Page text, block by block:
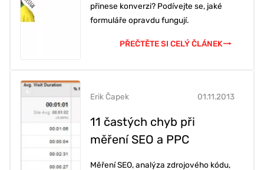
přinese konverzi? Podívejte se, jaké
formuláře opravdu fungují.
PŘEČTĚTE SI CELÝ ČLÁNEK
11 častých chyb při
měření SEO a PPC
01.11.2013
Erik Čapek
Měření SEO, analýza zdrojového kódu,